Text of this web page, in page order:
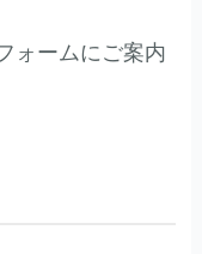
ォームにご案内